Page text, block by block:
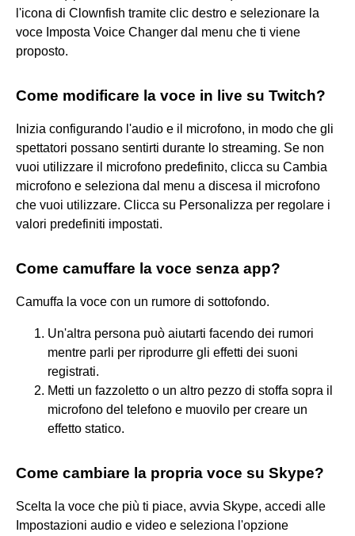
l'icona di Clownfish tramite clic destro e selezionare la
voce Imposta Voice Changer dal menu che ti viene
proposto.
Come modificare la voce in live su Twitch?
Inizia configurando l'audio e il microfono, in modo che gli
spettatori possano sentirti durante lo streaming. Se non
vuoi utilizzare il microfono predefinito, clicca su Cambia
microfono e seleziona dal menu a discesa il microfono
che vuoi utilizzare. Clicca su Personalizza per regolare i
valori predefiniti impostati.
Come camuffare la voce senza app?
Camuffa la voce con un rumore di sottofondo.
Un'altra persona può aiutarti facendo dei rumori
mentre parli per riprodurre gli effetti dei suoni
registrati.
Metti un fazzoletto o un altro pezzo di stoffa sopra il
microfono del telefono e muovilo per creare un
effetto statico.
Come cambiare la propria voce su Skype?
Scelta la voce che più ti piace, avvia Skype, accedi alle
Impostazioni audio e video e seleziona l'opzione